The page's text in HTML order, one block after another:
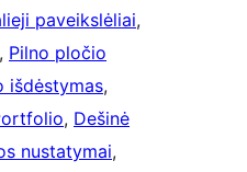
paveikslėliai
, Pilno pločio
išdėstymas
, Dešinė
nustatymai